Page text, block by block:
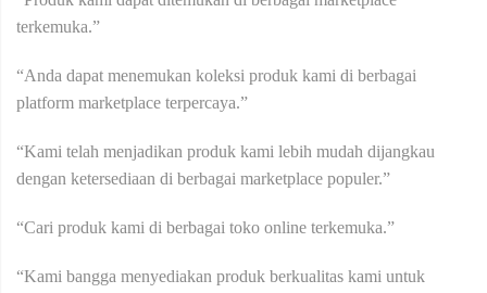
terkemuka.”
“Anda dapat menemukan koleksi produk kami di berbagai
platform marketplace terpercaya.”
“Kami telah menjadikan produk kami lebih mudah dijangkau
dengan ketersediaan di berbagai marketplace populer.”
“Cari produk kami di berbagai toko online terkemuka.”
“Kami bangga menyediakan produk berkualitas kami untuk